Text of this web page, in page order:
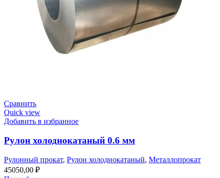
Сравнить
Quick view
Добавить в избранное
Рулон холоднокатаный 0.6 мм
Рулонный прокат, Рулон холоднокатаный, Металлопрокат
45050,00 ₽